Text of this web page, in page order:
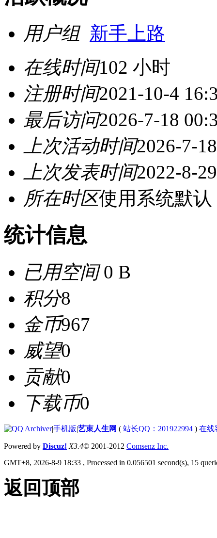
用户组 新手上路
在线时间102 小时
注册时间2021-10-4
最后访问2026-7-18
上次活动时间2026-7-
上次发表时间2022-8-
所在时区使用系统默认
统计信息
已用空间0 B
积分8
金币967
威望0
贡献0
下载币0
|Archiver|手机版|艺束人生网 ( 站长QQ：201922994 ) 在线
Powered by Discuz! X3.4© 2001-2012 Comsenz Inc.
GMT+8, 2026-8-9 18:33 , Processed in 0.056501 second(s), 15
返回顶部